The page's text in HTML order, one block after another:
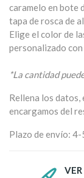
caramelo en bote
tapa de rosca de
Elige el color de
personalizado
*La cantidad
Rellena los datos,
encargamos del
Plazo de envío: 4-